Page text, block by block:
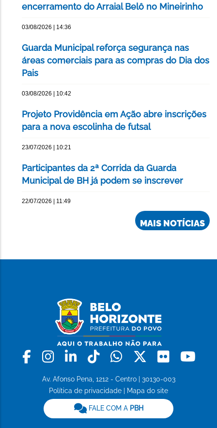
encerramento do Arraial Belô no Mineirinho
03/08/2026 | 14:36
Guarda Municipal reforça segurança nas
áreas comerciais para as compras do Dia dos
Pais
03/08/2026 | 10:42
Projeto Providência em Ação abre inscrições
para a nova escolinha de futsal
23/07/2026 | 10:21
Participantes da 2ª Corrida da Guarda
Municipal de BH já podem se inscrever
22/07/2026 | 11:49
MAIS NOTÍCIAS
Facebook
Instagram
LinkedinTiktokWhatsapp
X Flickr
Av. Afonso Pena, 1212 - Centro | 30130-003
Política de privacidade
Mapa do site
FALE COM A PBH